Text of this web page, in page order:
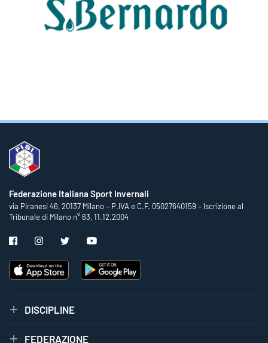
Federazione Italiana Sport Invernali
via Piranesi 46, 20137 Milano – P.IVA e C.F. 05027640159 – Iscrizione al
Tribunale di Milano n° 63, 11.12.2004
DISCIPLINE
FEDERAZIONE